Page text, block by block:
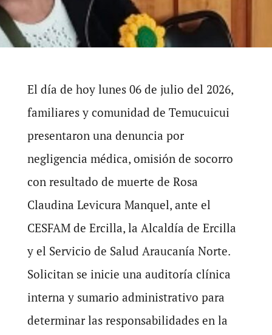
El día de hoy lunes 06 de julio del 2026,
familiares y comunidad de Temucuicui
presentaron una denuncia por
negligencia médica, omisión de socorro
con resultado de muerte de Rosa
Claudina Levicura Manquel, ante el
CESFAM de Ercilla, la Alcaldía de Ercilla
y el Servicio de Salud Araucanía Norte.
Solicitan se inicie una auditoría clínica
interna y sumario administrativo para
determinar las responsabilidades en la